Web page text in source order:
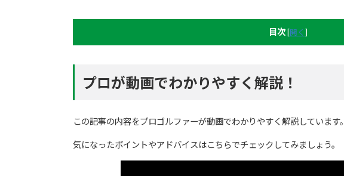
目次 [開く ]
プロが動画でわかりやすく解説！
この記事の内容をプロゴルファーが動画でわかりやすく解説しています。
気になったポイントやアドバイスはこちらでチェックしてみましょう。